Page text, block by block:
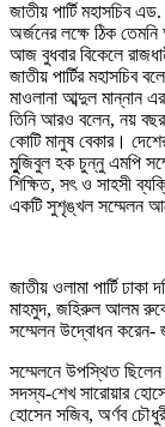
জাতীয় পার্টি মহাসচিব
অর্জনের লক্ষে ঠিক
আজ বুধবার বিকেলে
জাতীয় পার্টির মহাসচিব
মাওলানা আব্দুল মান্নান
তিনি আরও বলেন, নয়
কোটি মানুষ বেকার।
মুুজিবুল হক চুন্নু এমপি
শিক্ষিত, সৎ ও সাহসী
একটি সুশৃঙ্খল সম্মেলন
জাতীয় ওলামা পার্টি
মাহমুদ, জহিরুল আলম
সম্মেলন উদ্বোধন করেন-
সম্মেলনে উপস্থিত
সদস্য-শেখ সারোয়ার
হোসেন সজিব, অর্ণব